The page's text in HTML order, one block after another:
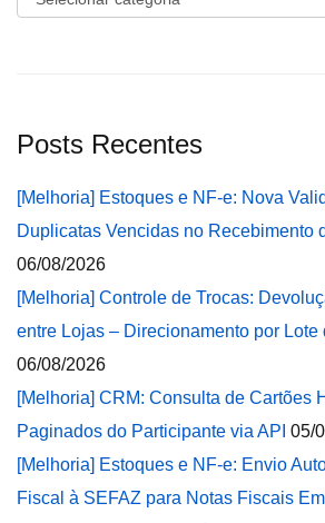
Posts Recentes
[Melhoria] Estoques e NF-e: Nova
Duplicatas Vencidas no Recebimento
06/08/2026
[Melhoria] Controle de Trocas:
entre Lojas – Direcionamento por Lote
06/08/2026
[Melhoria] CRM: Consulta de Cartões
Paginados do Participante via API 05/
[Melhoria] Estoques e NF-e: Envio
Fiscal à SEFAZ para Notas Fiscais